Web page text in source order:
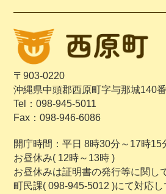
〒903-0220
沖縄県中頭郡西原町字与那城140
Tel：098-945-5011
Fax：098-946-6086
開庁時間：平日 8時30分～17時
お昼休み( 12時～13時 )
お昼休みは証明書の発行等に関し
町民課( 098-945-5012 )にて対応し